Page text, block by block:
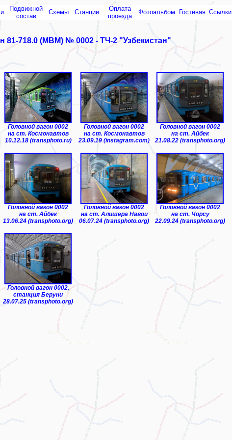
Подвижной
состав
Схемы Cтанции
Оплата
проезда
Фотоальбом Гостевая Ссылки
81-718.0 (МВМ) № 0002 - ТЧ-2 "Узбекистан"
Головной вагон 0002
на ст. Космонавтов
10.12.18 (transphoto.ru)
Головной вагон 0002
на ст. Космонавтов
23.09.19 (instagram.com)
Головной вагон 0002
на ст. Айбек
21.08.22 (transphoto.org)
Головной вагон 0002
на ст. Айбек
13.06.24 (transphoto.org)
Головной вагон 0002
на ст. Алишера Навои
06.07.24 (transphoto.org)
Головной вагон 0002
на ст. Чорсу
22.09.24 (transphoto.org)
Головной вагон 0002,
станция Беруни
28.07.25 (transphoto.org)